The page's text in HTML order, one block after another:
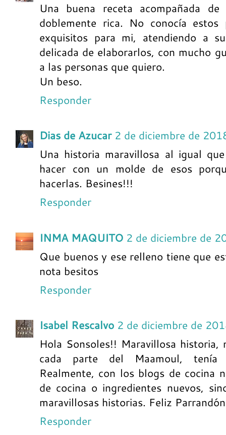
Una buena receta acompañada
doblemente rica. No conocía
exquisitos para mi, atendiendo a
delicada de elaborarlos, con mucho
a las personas que quiero.
Un beso.
Responder
Dias de Azucar 2 de diciembre de
Una historia maravillosa al igual
hacer con un molde de esos
hacerlas. Besines!!!
Responder
INMA MAQUITO 2 de diciembre de
Que buenos y ese relleno tiene que
nota besitos
Responder
Isabel Rescalvo 2 de diciembre de
Hola Sonsoles!! Maravillosa historia,
cada parte del Maamoul, tenía
Realmente, con los blogs de cocina
de cocina o ingredientes nuevos,
maravillosas historias. Feliz
Responder